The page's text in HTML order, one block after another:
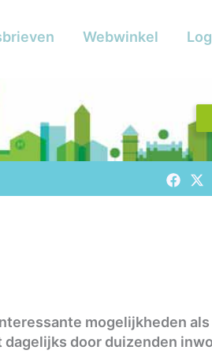
Webwinkel
mogelijkheden
door duizenden